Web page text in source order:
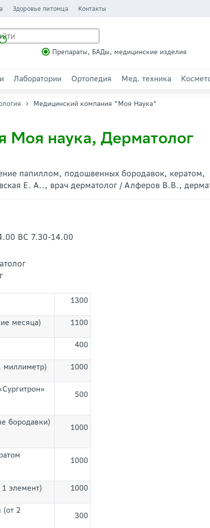
Здоровье питомца Контакты
Препараты, БАДы, медицинские изделия
Лаборатории Ортопедия Мед. техника
Медицинский компания "Моя Наука"
Моя наука, Дерматолог
папиллом, подошвенных бородавок, кератом,
Е. А.., врач дерматолог / Алферов В.В.,
ВС 7.30-14.00
1300
месяца) 1100
400
миллиметр) 1000
500
бородавки)
1000
1000
элемент) 1000
(от 2
300